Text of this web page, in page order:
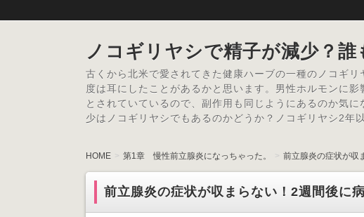
ノコギリヤシで精子が減少？
古くから北米で愛されてきた健康ハーブの一種のノコギ
度は耳にしたことがあるかと思います。男性ホルモンに
とされていているので、副作用も同じようにあるのか気
少はノコギリヤシでもあるのかどうか？ノコギリヤシ2年
HOME 第1章 慢性前立腺炎になっちゃった。 前立腺炎の症状が収
前立腺炎の症状が収まらない！2週間後に